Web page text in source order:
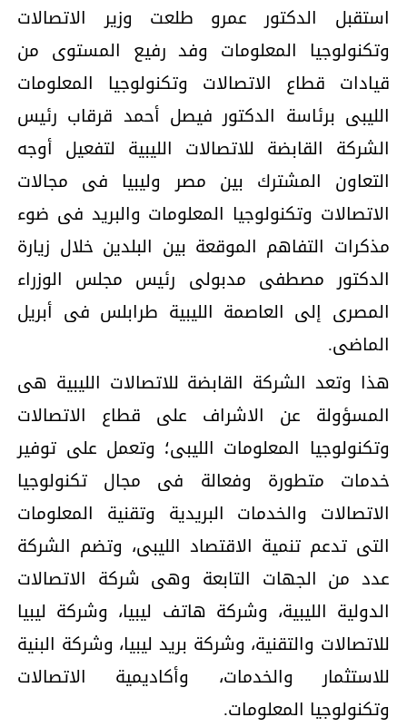
استقبل الدكتور عمرو طلعت وزير الاتصالات
وتكنولوجيا المعلومات وفد رفيع المستوى من
قيادات قطاع الاتصالات وتكنولوجيا المعلومات
الليبى برئاسة الدكتور فيصل أحمد قرقاب رئيس
الشركة القابضة للاتصالات الليبية لتفعيل أوجه
التعاون المشترك بين مصر وليبيا فى مجالات
الاتصالات وتكنولوجيا المعلومات والبريد فى ضوء
مذكرات التفاهم الموقعة بين البلدين خلال زيارة
الدكتور مصطفى مدبولى رئيس مجلس الوزراء
المصرى إلى العاصمة الليبية طرابلس فى أبريل
الماضى.
هذا وتعد الشركة القابضة للاتصالات الليبية هى
المسؤولة عن الاشراف على قطاع الاتصالات
وتكنولوجيا المعلومات الليبى؛ وتعمل على توفير
خدمات متطورة وفعالة فى مجال تكنولوجيا
الاتصالات والخدمات البريدية وتقنية المعلومات
التى تدعم تنمية الاقتصاد الليبى، وتضم الشركة
عدد من الجهات التابعة وهى شركة الاتصالات
الدولية الليبية، وشركة هاتف ليبيا، وشركة ليبيا
للاتصالات والتقنية، وشركة بريد ليبيا، وشركة البنية
للاستثمار والخدمات، وأكاديمية الاتصالات
وتكنولوجيا المعلومات.